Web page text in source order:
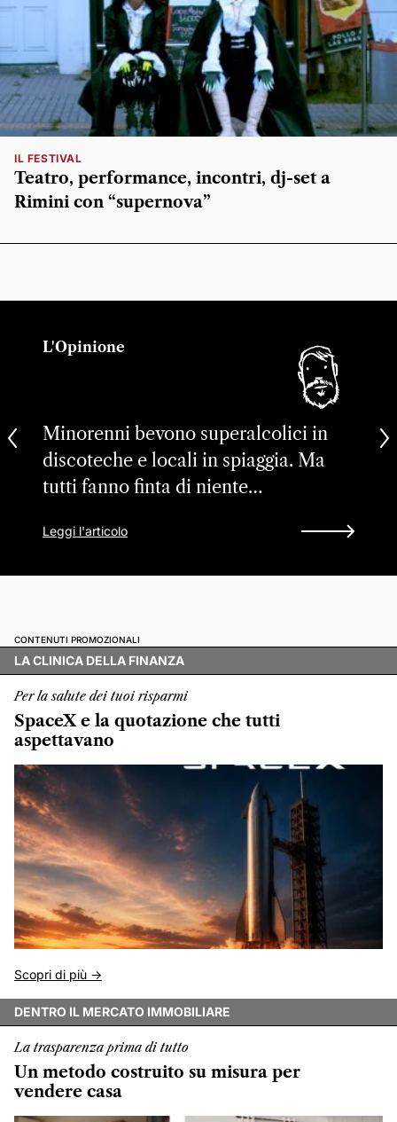
IL FESTIVAL
Teatro, performance, incontri, dj-set a
Rimini con “supernova”
L'Opinione
Minorenni bevono superalcolici in
discoteche e locali in spiaggia. Ma
tutti fanno finta di niente…
Leggi l'articolo
CONTENUTI PROMOZIONALI
LA CLINICA DELLA FINANZA
Per la salute dei tuoi risparmi
SpaceX e la quotazione che tutti
aspettavano
Scopri di più ->
DENTRO IL MERCATO IMMOBILIARE
La trasparenza prima di tutto
Un metodo costruito su misura per
vendere casa